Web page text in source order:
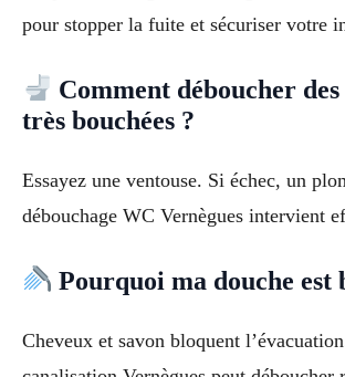
pour stopper la fuite et sécuriser votre
Comment déboucher
très bouchées ?
Essayez une ventouse. Si échec, un
débouchage WC Vernègues intervient
Pourquoi ma douche est
Cheveux et savon bloquent